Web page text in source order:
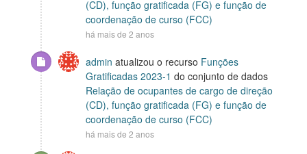
(CD), função gratificada (FG) e função de
coordenação de curso (FCC)
há mais de 2 anos
admin atualizou o recurso Funções
Gratificadas 2023-1 do conjunto de dados
Relação de ocupantes de cargo de direção
(CD), função gratificada (FG) e função de
coordenação de curso (FCC)
há mais de 2 anos